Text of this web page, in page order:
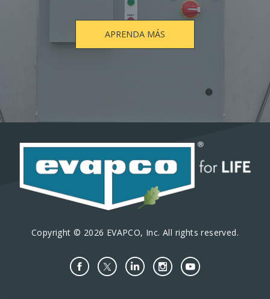
APRENDA MÁS
Copyright © 2026 EVAPCO, Inc. All rights reserved.